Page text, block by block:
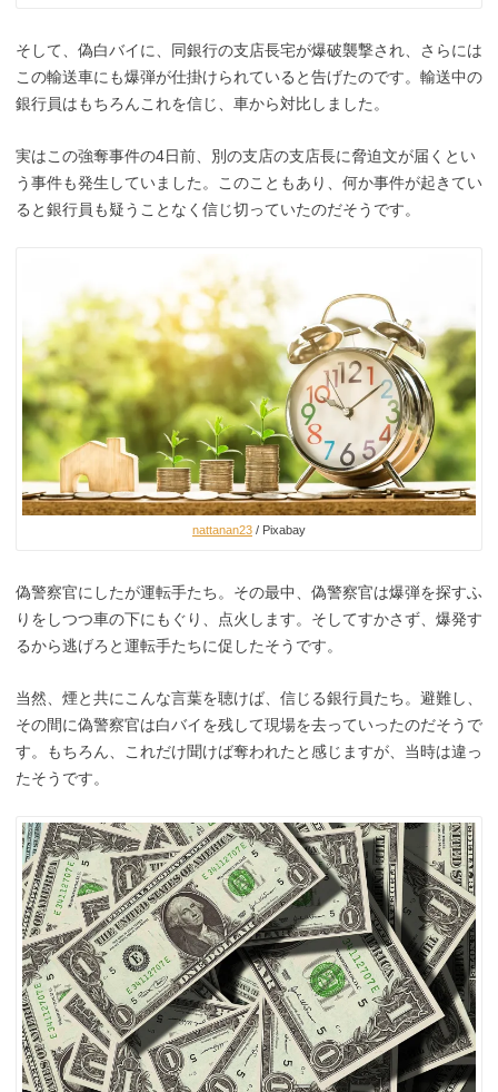
そして、偽白バイに、同銀行の支店長宅が爆破襲撃され、さらには
この輸送車にも爆弾が仕掛けられていると告げたのです。輸送中の
銀行員はもちろんこれを信じ、車から対比しました。
実はこの強奪事件の4日前、別の支店の支店長に脅迫文が届くとい
う事件も発生していました。このこともあり、何か事件が起きてい
ると銀行員も疑うことなく信じ切っていたのだそうです。
nattanan23 / Pixabay
偽警察官にしたが運転手たち。その最中、偽警察官は爆弾を探すふ
りをしつつ車の下にもぐり、点火します。そしてすかさず、爆発す
るから逃げろと運転手たちに促したそうです。
当然、煙と共にこんな言葉を聴けば、信じる銀行員たち。避難し、
その間に偽警察官は白バイを残して現場を去っていったのだそうで
す。もちろん、これだけ聞けば奪われたと感じますが、当時は違っ
たそうです。